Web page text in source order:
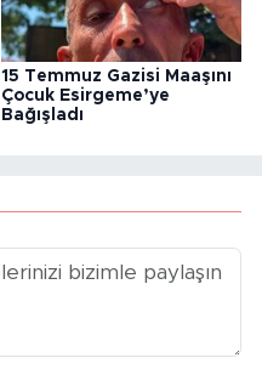
15 Temmuz Gazisi Maaşını
Çocuk Esirgeme’ye
Bağışladı